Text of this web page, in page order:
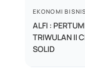
EKONOMI
ALFI :
TRIWULAN II
SOLID